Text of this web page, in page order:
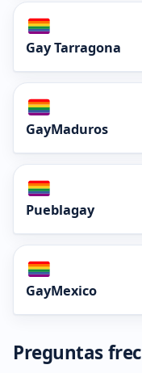
Gay Tarragona
GayMaduros
Pueblagay
GayMexico
Preguntas